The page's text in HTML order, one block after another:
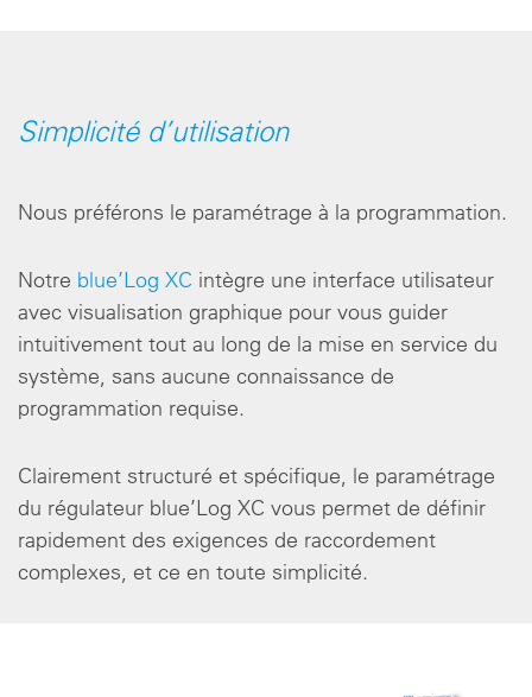
Simplicité d’utilisation
Nous préférons le paramétrage à la programmation.
Notre blue’Log XC intègre une interface utilisateur
avec visualisation graphique pour vous guider
intuitivement tout au long de la mise en service du
système, sans aucune connaissance de
programmation requise.
Clairement structuré et spécifique, le paramétrage
du régulateur blue’Log XC vous permet de définir
rapidement des exigences de raccordement
complexes, et ce en toute simplicité.